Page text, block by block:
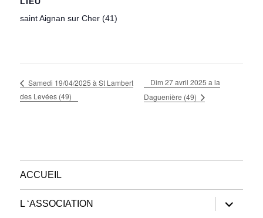
saint Aignan sur Cher (41)
Samedi 19/04/2025 à St Lambert
des Levées (49)
Dim 27 avril 2025 a la
Daguenière (49)
ACCUEIL
L ‘ASSOCIATION
ouvrir
le